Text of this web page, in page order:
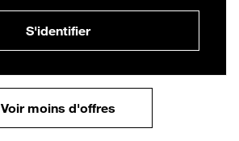
S'identifier
Voir moins d'offres